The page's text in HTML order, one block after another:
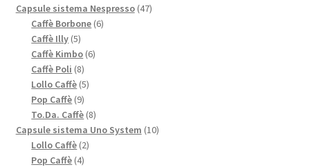
prodotti
Capsule sistema Nespresso 4747
Caffè Borbone 66
Caffè Illy 55
prodotti
Caffè Kimbo 66
Caffè Poli 88
prodotti
Lollo Caffè 55
Pop Caffè 99
prodotti
To.Da. Caffè 88
prodotti
Capsule sistema Uno System 1010
Lollo Caffè 22
Pop Caffè 44